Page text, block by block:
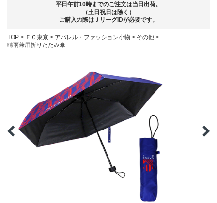
平日午前10時までのご注文は当日出荷。
（土日祝日は除く）
ご購入の際はＪリーグIDが必要です。
TOP ＦＣ東京 アパレル・ファッション小物
その他
晴雨兼用折りたたみ傘